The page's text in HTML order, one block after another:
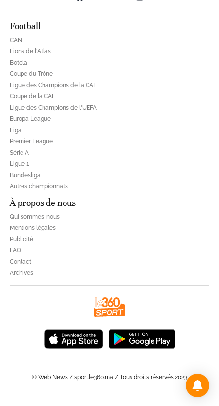
Football
CAN
Lions de l'Atlas
Botola
Coupe du Trône
Ligue des Champions de la CAF
Coupe de la CAF
Ligue des Champions de l'UEFA
Europa League
Liga
Premier League
Série A
Ligue 1
Bundesliga
Autres championnats
À propos de nous
Qui sommes-nous
Mentions légales
Publicité
FAQ
Contact
Archives
© Web News / sport.le360.ma / Tous droits réservés 2023